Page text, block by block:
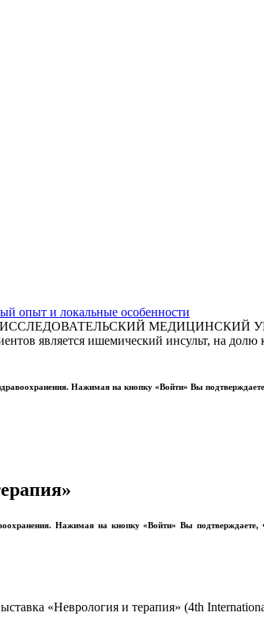
и локальные особенности
МЕДИЦИНСКИЙ
является ишемический инсульт, на долю
Нажимая на кнопку «Войти» Вы
Нажимая на кнопку «Войти» Вы
«Неврология и терапия» (4th